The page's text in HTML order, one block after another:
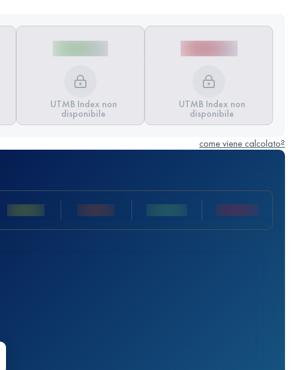
UTMB Index non
disponibile
UTMB Index non
disponibile
come viene calcolato?